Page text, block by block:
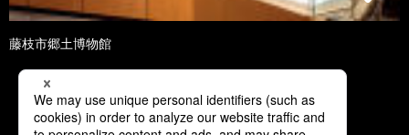
藤枝市郷土博物館
1 2 3 4 5